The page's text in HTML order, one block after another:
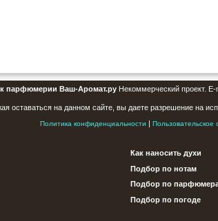
парфюмерии Ваш-Аромат.руНекоммерческий проект.
оставаться на данном сайте, вы даете разрешение на
Политика конфиденциальности | Пользовательское
Как наносить духи
Подбор по нотам
Подбор по
Подбор по погоде